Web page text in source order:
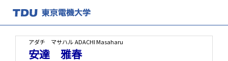
アダチ マサハルADACHI Masaharu
安達 雅春